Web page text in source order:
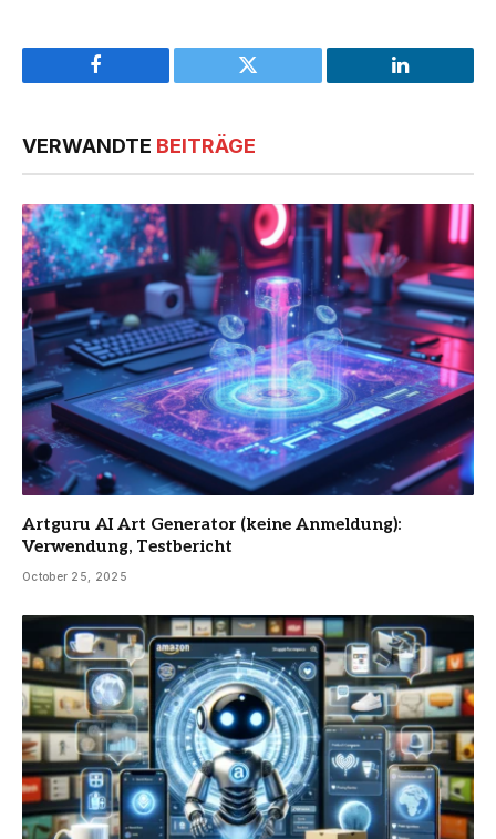
Facebook Twitter LinkedIn
VERWANDTE BEITRÄGE
Artguru AI Art Generator (keine Anmeldung):
Verwendung, Testbericht
October 25, 2025